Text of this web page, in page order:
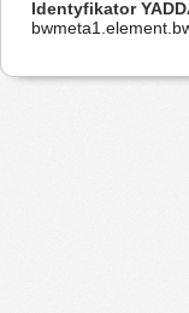
Identyfikator